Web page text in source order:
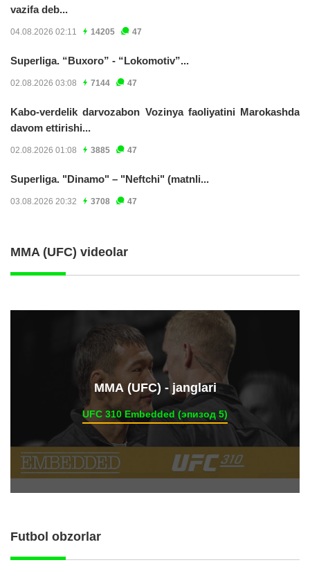
vazifa deb...
04.08.2026 02:11 14205 47
Superliga. “Buxoro” - “Lokomotiv”...
02.08.2026 03:08 7144 47
Kabo-verdelik darvozabon Vozinya faoliyatini Marokashda
davom ettirishi...
02.08.2026 01:08 3885 47
Superliga. "Dinamo" – "Neftchi" (matnli...
03.08.2026 20:32 3708 47
MMA (UFC) videolar
ММА (UFC) - janglari
UFC 310 Embedded (эпизод 5)
Futbol obzorlar